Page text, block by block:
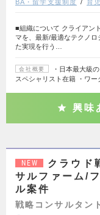
BA・留学支援制度
育
■組織について クライアン
マを、最新/最適なテクノ
た実現を行う…
会社概要
・日本最大級
スペシャリスト在籍 ・ワ
興味
NEW
クラウド
サルファーム/
ル案件
戦略コンサルタント